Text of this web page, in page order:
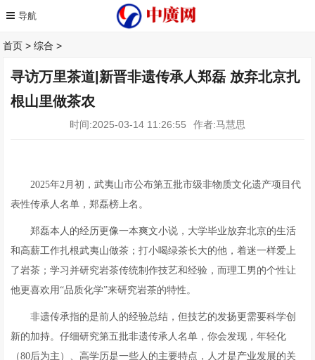
首页 >综合 >
寻访万里茶道|新晋非遗传承人郑磊 放弃北京扎
根山里做茶农
时间:2025-03-14 11:26:55 作者:马慧思
2025年2月初，武夷山市公布第五批市级非物质文化遗产项目代
表性传承人名单，郑磊榜上名。
郑磊本人的经历更像一本爽文小说，大学毕业放弃北京的生活
和高薪工作扎根武夷山做茶；打小喝绿茶长大的他，着迷一样爱上
了岩茶；学习并研究岩茶传统制作技艺和经验，而理工男的个性让
他更喜欢用“品质化学”来研究岩茶的特性。
非遗传承指的是前人的经验总结，但技艺的发扬更需要科学创
新的加持。仔细研究第五批非遗传承人名单，你会发现，年轻化
（80后为主）、高学历是一些人的主要特点，人才是产业发展的关